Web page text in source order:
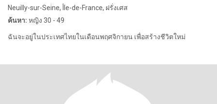
Neuilly-sur-Seine, Île-de-France, ฝรั่งเศส
ค้นหา: หญิง 30 - 49
ฉันจะอยู่ในประเทศไทยในเดือนพฤศจิกายน เพื่อสร้างชีวิตใหม่